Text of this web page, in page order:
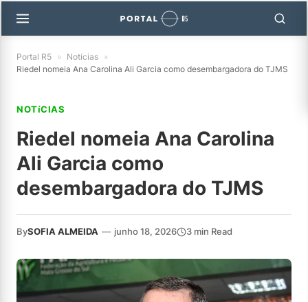
Portal R5 » Notícias »
Riedel nomeia Ana Carolina Ali Garcia como desembargadora do TJMS
NOTíCIAS
Riedel nomeia Ana Carolina
Ali Garcia como
desembargadora do TJMS
BySOFIA ALMEIDA — junho 18, 2026 3 min Read